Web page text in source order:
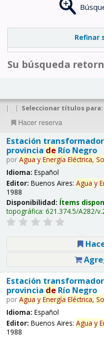
Refinar
Su búsqueda
| | Seleccionar títulos para:
Hacer reserva
Estación
provincia deRío Negro
por Agua y Energía Eléctrica,
Idioma: Español
Editor: Buenos Aires: Agua y
1988
Disponibilidad: Ítems
topográfica: 621.374.5/A282/
Estación
provincia deRío Negro
por Agua y Energía Eléctrica,
Idioma: Español
Editor: Buenos Aires: Agua y
1988